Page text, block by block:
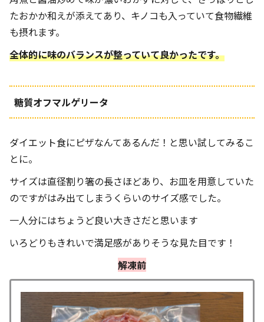
たおかか和えが添えてあり、キノコも入っていて食物繊維
も摂れます。
全体的に味のバランスが整っていて良かったです。
糖質オフマルゲリータ
ダイエット食にピザなんてあるんだ！と思い試してみるこ
とに。
サイズは直径割り箸の長さほどあり、お皿を用意していた
のですがはみ出てしまうくらいのサイズ感でした。
一人分にはちょうど良い大きさだと思います
いろどりもきれいで満足感がありそうな見た目です！
解凍前